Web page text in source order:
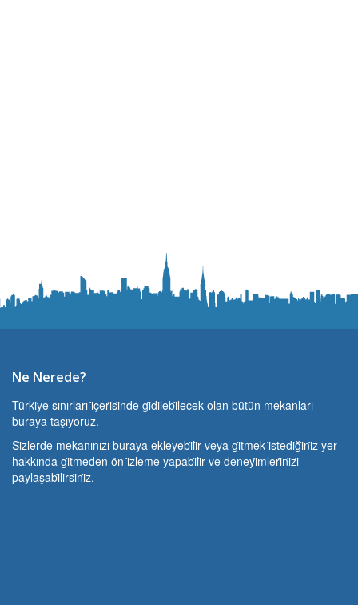
Ne Nerede?
Türki̇ye sınırları i̇çeri̇si̇nde gi̇di̇lebi̇lecek olan bütün mekanları
buraya taşıyoruz.
Si̇zlerde mekanınızı buraya ekleyebi̇li̇r veya gi̇tmek i̇stedi̇ği̇ni̇z yer
hakkında gi̇tmeden ön i̇zleme yapabi̇li̇r ve deneyi̇mleri̇ni̇zi̇
paylaşabi̇li̇rsi̇ni̇z.